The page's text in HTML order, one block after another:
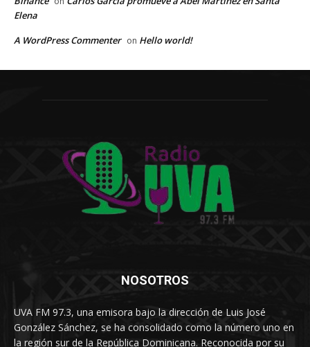
Elena
A WordPress Commenter on Hello world!
NOSOTROS
UVA FM 97.3, una emisora bajo la dirección de Luis José
González Sánchez, se ha consolidado como la número uno en
la región sur de la República Dominicana. Reconocida por su